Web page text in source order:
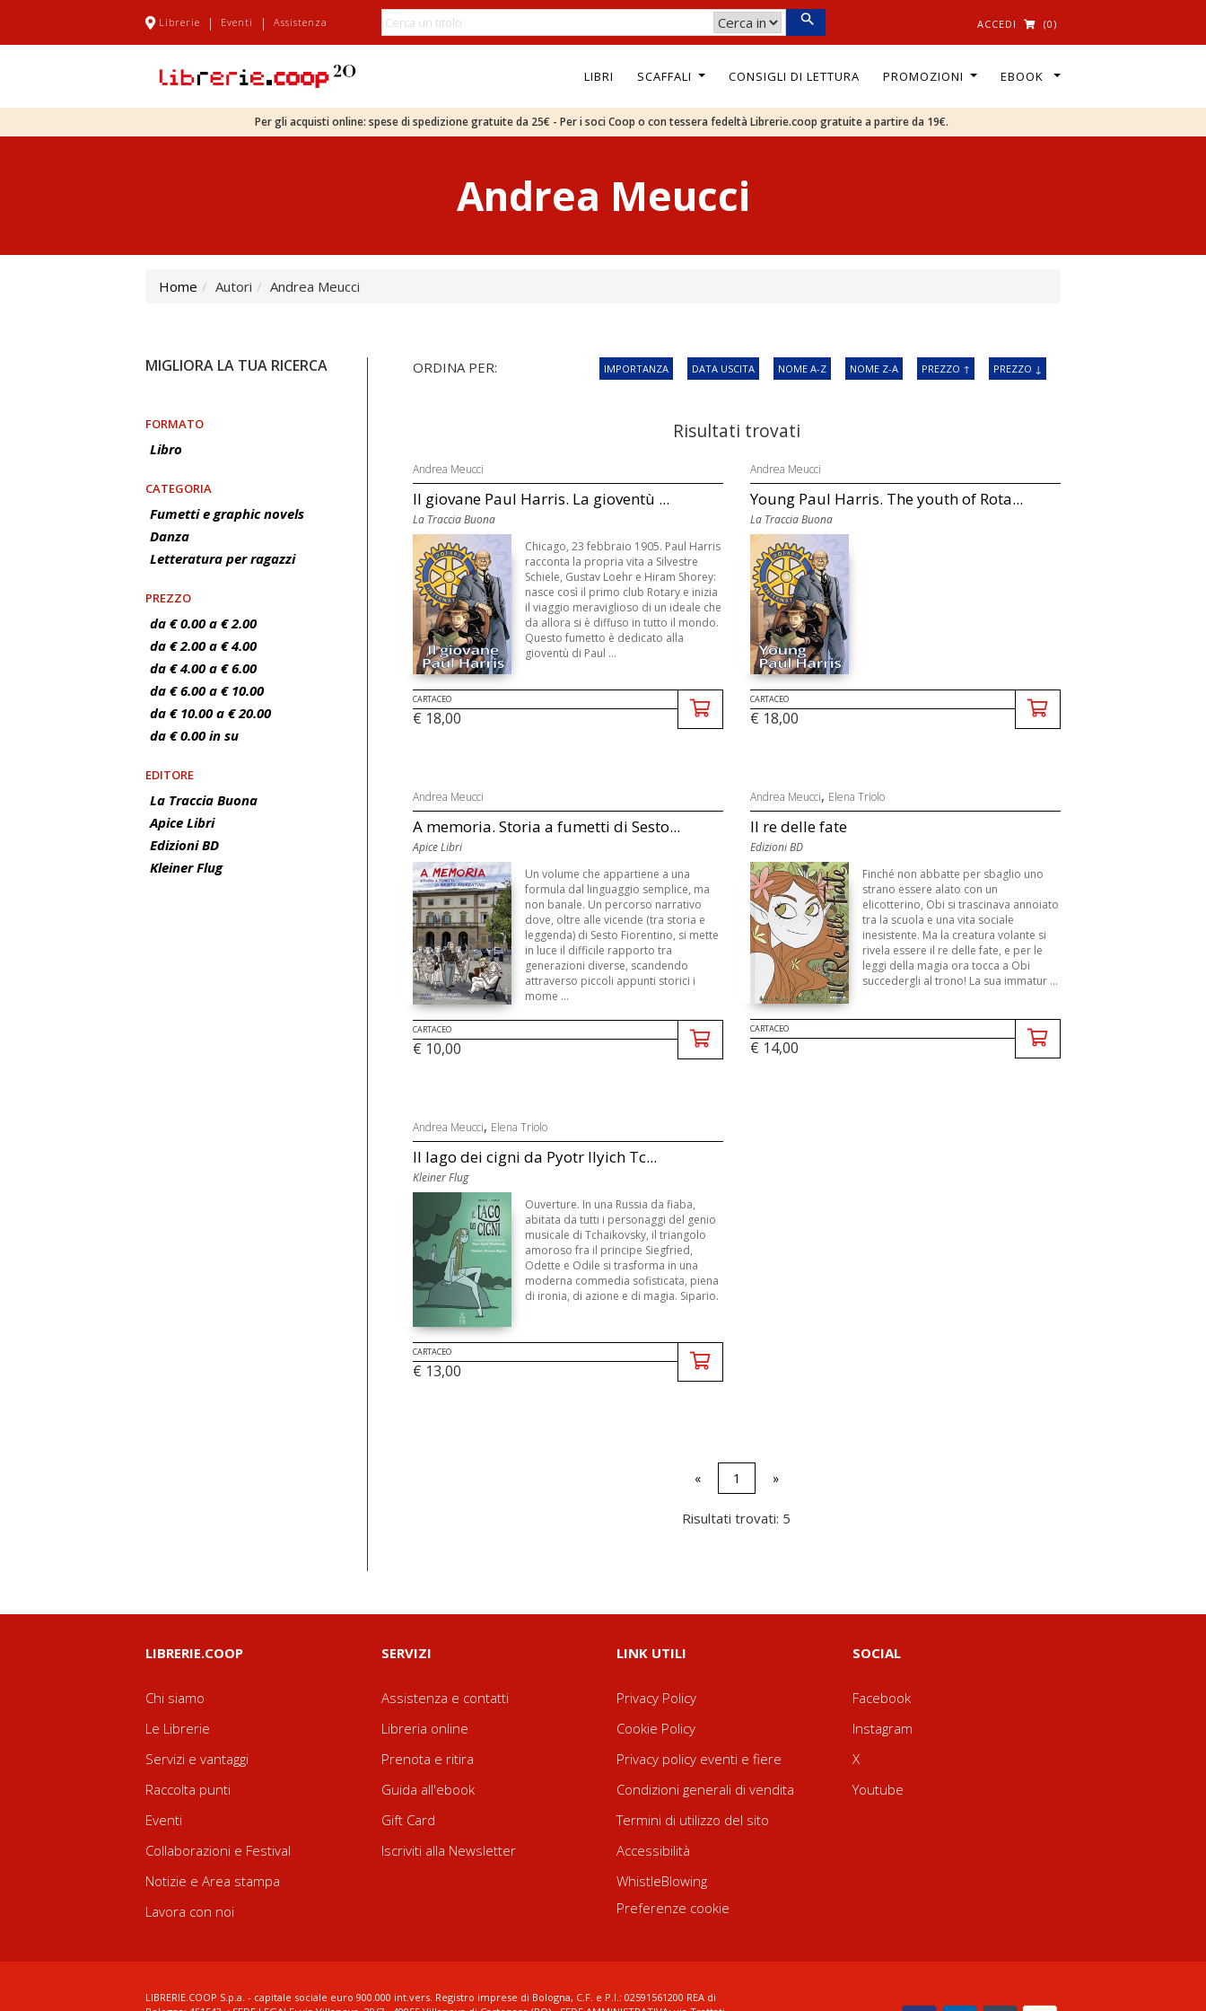
Librerie | Eventi | Assistenza ACCEDI (0)
LIBRI SCAFFALI CONSIGLI DI LETTURA PROMOZIONI EBOOK
Per gli acquisti online: spese di spedizione gratuite da 25€ - Per i soci Coop o con tessera fedeltà Librerie.coop gratuite a partire da 19€.
Andrea Meucci
Home Autori Andrea Meucci
MIGLIORA LA TUA RICERCA
FORMATO
Libro
CATEGORIA
Fumetti e graphic novels
Danza
Letteratura per ragazzi
PREZZO
da € 0.00 a € 2.00
da € 2.00 a € 4.00
da € 4.00 a € 6.00
da € 6.00 a € 10.00
da € 10.00 a € 20.00
da € 0.00 in su
EDITORE
La Traccia Buona
Apice Libri
Edizioni BD
Kleiner Flug
ORDINA PER: IMPORTANZA DATA USCITA NOME A-Z NOME Z-A PREZZO ↑ PREZZO ↓
Risultati trovati
Andrea Meucci
Il giovane Paul Harris. La gioventù ...
La Traccia Buona
Chicago, 23 febbraio 1905. Paul Harris
racconta la propria vita a Silvestre
Schiele, Gustav Loehr e Hiram Shorey:
nasce così il primo club Rotary e inizia
il viaggio meraviglioso di un ideale che
da allora si è diffuso in tutto il mondo.
Questo fumetto è dedicato alla
gioventù di Paul ...
CARTACEO
€ 18,00
Andrea Meucci
Young Paul Harris. The youth of Rota...
La Traccia Buona
CARTACEO
€ 18,00
Andrea Meucci
A memoria. Storia a fumetti di Sesto...
Apice Libri
Un volume che appartiene a una
formula dal linguaggio semplice, ma
non banale. Un percorso narrativo
dove, oltre alle vicende (tra storia e
leggenda) di Sesto Fiorentino, si mette
in luce il difficile rapporto tra
generazioni diverse, scandendo
attraverso piccoli appunti storici i
mome ...
CARTACEO
€ 10,00
Andrea Meucci, Elena Triolo
Il re delle fate
Edizioni BD
Finché non abbatte per sbaglio uno
strano essere alato con un
elicotterino, Obi si trascinava annoiato
tra la scuola e una vita sociale
inesistente. Ma la creatura volante si
rivela essere il re delle fate, e per le
leggi della magia ora tocca a Obi
succedergli al trono! La sua immatur ...
CARTACEO
€ 14,00
Andrea Meucci, Elena Triolo
Il lago dei cigni da Pyotr Ilyich Tc...
Kleiner Flug
Ouverture. In una Russia da fiaba,
abitata da tutti i personaggi del genio
musicale di Tchaikovsky, il triangolo
amoroso fra il principe Siegfried,
Odette e Odile si trasforma in una
moderna commedia sofisticata, piena
di ironia, di azione e di magia. Sipario.
CARTACEO
€ 13,00
« 1 »
Risultati trovati: 5
LIBRERIE.COOP
Chi siamo
Le Librerie
Servizi e vantaggi
Raccolta punti
Eventi
Collaborazioni e Festival
Notizie e Area stampa
Lavora con noi
SERVIZI
Assistenza e contatti
Libreria online
Prenota e ritira
Guida all'ebook
Gift Card
Iscriviti alla Newsletter
LINK UTILI
Privacy Policy
Cookie Policy
Privacy policy eventi e fiere
Condizioni generali di vendita
Termini di utilizzo del sito
Accessibilità
WhistleBlowing
Preferenze cookie
SOCIAL
Facebook
Instagram
X
Youtube
LIBRERIE.COOP S.p.a. - capitale sociale euro 900.000 int.vers. Registro imprese di Bologna, C.F. e P.I.: 02591561200 REA di